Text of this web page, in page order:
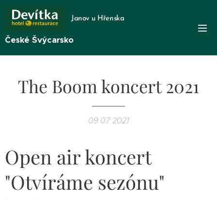
Janov u Hřenska
České Švýcarsko
The Boom koncert 2021
09.07.2021
Open air koncert
"Otvíráme sezónu"